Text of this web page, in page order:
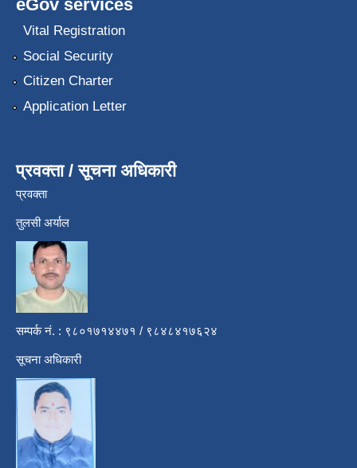
eGov services
Vital Registration
Social Security
Citizen Charter
Application Letter
प्रवक्ता / सूचना अधिकारी
प्रवक्ता
तुलसी अर्याल
सम्पर्क नं. : ९८०१७१४४७१ / ९८४८४१७६२४
सूचना अधिकारी